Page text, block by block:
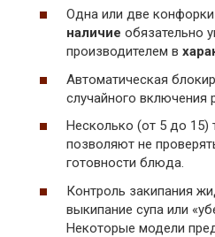
Одна или две
наличие обязательно
производителем в
Автоматическая
случайного включения
Несколько (от 5 до 15)
позволяют не
готовности блюда.
Контроль закипания
выкипание супа или
Некоторые модели